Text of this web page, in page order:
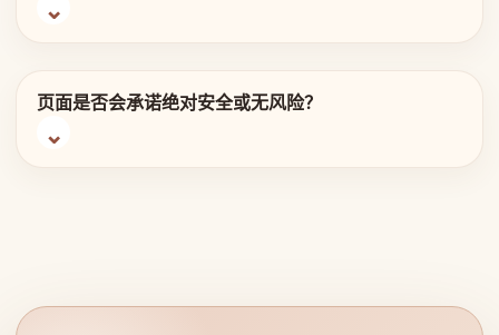
页面是否会承诺绝对安全或无风险？